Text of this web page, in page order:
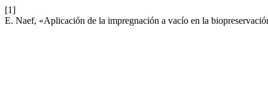
[1]
E. Naef, «Aplicación de la impregnación a vacío en la